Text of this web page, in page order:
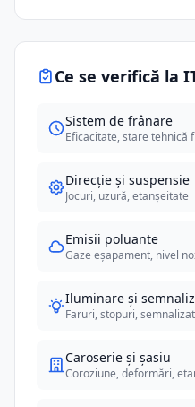
Ce se verifică la
Sistem de frânare
Eficacitate, stare tehnică
Direcție și suspensie
Jocuri, uzură, etanșeitate
Emisii poluante
Gaze eșapament, nivel
Iluminare și
Faruri, stopuri,
Caroserie și șasiu
Coroziune, deformări,